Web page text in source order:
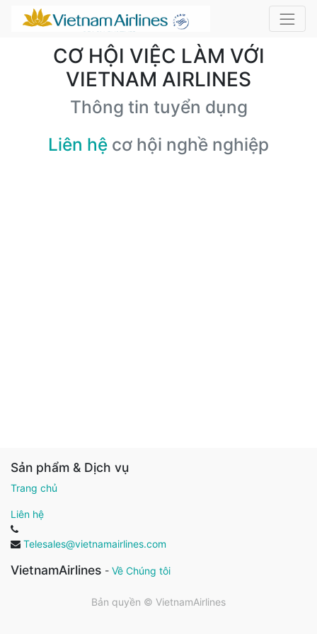
CƠ HỘI VIỆC LÀM VỚI
VIETNAM AIRLINES
Thông tin tuyển dụng
Liên hệ cơ hội nghề nghiệp
Sản phẩm & Dịch vụ
Trang chủ
Liên hệ
Telesales@vietnamairlines.com
VietnamAirlines - Về Chúng tôi
Bản quyền © VietnamAirlines